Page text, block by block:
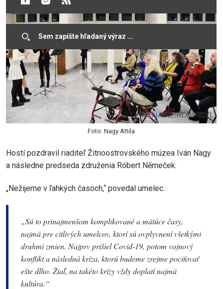
Foto: Nagy Attila
Hostí pozdravil riaditeľ Žitnoostrovského múzea Iván Nagy
a následne predseda združenia Róbert Němeček.
„Nežijeme v ľahkých časoch,“ povedal umelec.
„Sú to prinajmenšom komplikované a mätúce časy,
najmä pre citlivých umelcov, ktorí sú ovplyvnení všetkými
druhmi zmien. Najprv prišiel Covid-19, potom vojnový
konflikt a následná kríza, ktorú budeme zrejme pociťovať
ešte dlho. Žiaľ, na takéto krízy vždy doplatí najmä
kultúra.“